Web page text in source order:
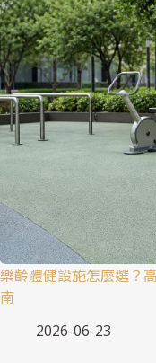
樂齡體健設施怎麼選？
南
2026-06-23